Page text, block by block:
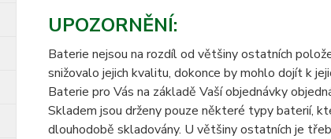
UPOZORNĚNÍ:
Baterie nejsou na rozdíl od většiny ostatních
snižovalo jejich kvalitu, dokonce by mohlo dojít k
Baterie pro Vás na základě Vaší objednávky
Skladem jsou drženy pouze některé typy baterií,
dlouhodobě skladovány. U většiny ostatních je